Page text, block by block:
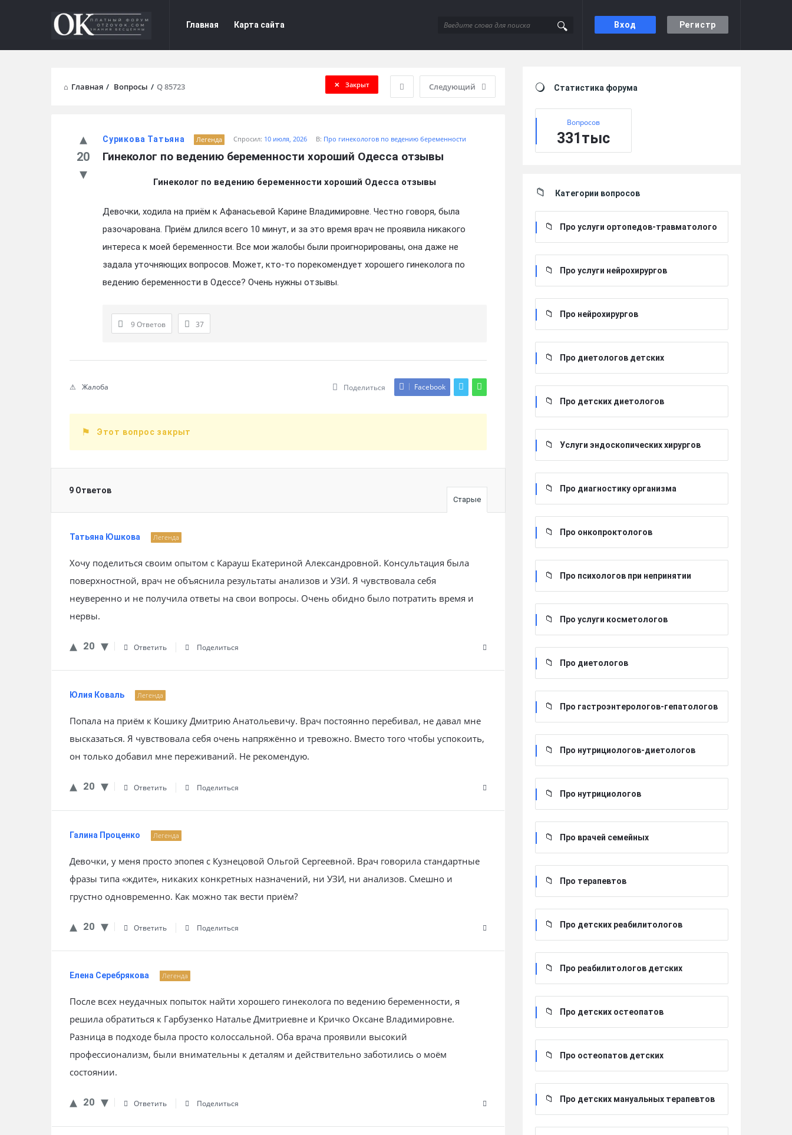
Вход Регистр
Форум
Отзывы
Отзывы
Navigation
Главная Карта сайта
Главная / Вопросы / Q 85723 Следующий
Закрыт
Сурикова Татьяна Легенда Спросил: 10 июля, 2026 В: Про гинекологов по ведению беременности
Гинеколог по ведению беременности хороший Одесса отзывы
20
Гинеколог по ведению беременности хороший Одесса отзывы
Девочки, ходила на приём к Афанасьевой Карине Владимировне. Честно говоря, была
разочарована. Приём длился всего 10 минут, и за это время врач не проявила никакого
интереса к моей беременности. Все мои жалобы были проигнорированы, она даже не
задала уточняющих вопросов. Может, кто-то порекомендует хорошего гинеколога по
ведению беременности в Одессе? Очень нужны отзывы.
9 Ответов 37
Поделиться Facebook
Жалоба
Этот вопрос закрыт
9 Ответов
Старые
Татьяна Юшкова Легенда
Хочу поделиться своим опытом с Карауш Екатериной Александровной. Консультация была
поверхностной, врач не объяснила результаты анализов и УЗИ. Я чувствовала себя
неуверенно и не получила ответы на свои вопросы. Очень обидно было потратить время и
нервы.
20 Ответить Поделиться
Юлия Коваль Легенда
Попала на приём к Кошику Дмитрию Анатольевичу. Врач постоянно перебивал, не давал мне
высказаться. Я чувствовала себя очень напряжённо и тревожно. Вместо того чтобы успокоить,
он только добавил мне переживаний. Не рекомендую.
20 Ответить Поделиться
Галина Проценко Легенда
Девочки, у меня просто эпопея с Кузнецовой Ольгой Сергеевной. Врач говорила стандартные
фразы типа «ждите», никаких конкретных назначений, ни УЗИ, ни анализов. Смешно и
грустно одновременно. Как можно так вести приём?
20 Ответить Поделиться
Елена Серебрякова Легенда
После всех неудачных попыток найти хорошего гинеколога по ведению беременности, я
решила обратиться к Гарбузенко Наталье Дмитриевне и Кричко Оксане Владимировне.
Разница в подходе была просто колоссальной. Оба врача проявили высокий
профессионализм, были внимательны к деталям и действительно заботились о моём
состоянии.
20 Ответить Поделиться
Статистика форума
Вопросов
331тыс
Категории вопросов
Про услуги ортопедов-травматолого
Про услуги нейрохирургов
Про нейрохирургов
Про диетологов детских
Про детских диетологов
Услуги эндоскопических хирургов
Про диагностику организма
Про онкопроктологов
Про психологов при непринятии
Про услуги косметологов
Про диетологов
Про гастроэнтерологов-гепатологов
Про нутрициологов-диетологов
Про нутрициологов
Про врачей семейных
Про терапевтов
Про детских реабилитологов
Про реабилитологов детских
Про детских остеопатов
Про остеопатов детских
Про детских мануальных терапевтов